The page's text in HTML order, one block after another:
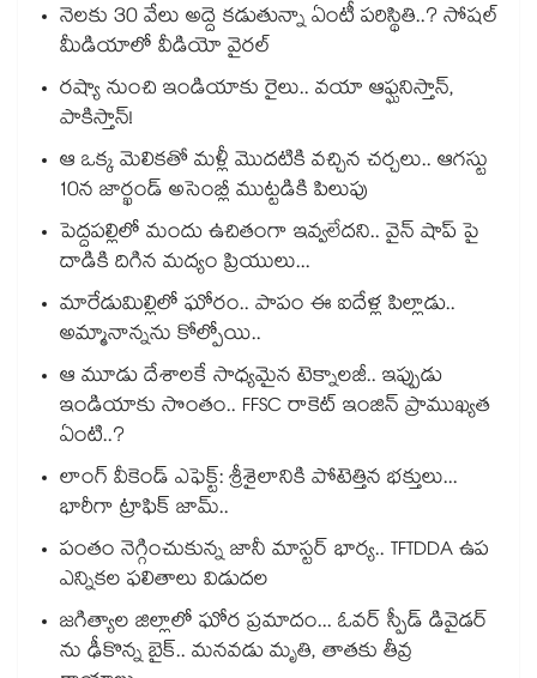
నెలకు 30 వేలు అద్దె కడుతున్నా ఏంటీ పరిస్థితి..? సోషల్
మీడియాలో వీడియో వైరల్
రష్యా నుంచి ఇండియాకు రైలు.. వయా ఆఫ్ఘనిస్తాన్,
పాకిస్తాన్!
ఆ ఒక్క మెలికతో మళ్లీ మొదటికి వచ్చిన చర్చలు.. ఆగస్టు
10న జార్ఖండ్ అసెంబ్లీ ముట్టడికి పిలుపు
పెద్దపల్లిలో మందు ఉచితంగా ఇవ్వలేదని.. వైన్ షాప్ పై
దాడికి దిగిన మద్యం ప్రియులు...
మారేడుమిల్లిలో ఘోరం.. పాపం ఈ ఐదేళ్ల పిల్లాడు..
అమ్మానాన్నను కోల్పోయి..
ఆ మూడు దేశాలకే సాధ్యమైన టెక్నాలజీ.. ఇప్పుడు
ఇండియాకు సొంతం.. FFSC రాకెట్ ఇంజిన్ ప్రాముఖ్యత
ఏంటి..?
లాంగ్ వీకెండ్ ఎఫెక్ట్: శ్రీశైలానికి పోటెత్తిన భక్తులు...
భారీగా ట్రాఫిక్ జామ్..
పంతం నెగ్గించుకున్న జానీ మాస్టర్ భార్య.. TFTDDA ఉప
ఎన్నికల ఫలితాలు విడుదల
జగిత్యాల జిల్లాలో ఘోర ప్రమాదం... ఓవర్ స్పీడ్ డివైడర్
ను ఢీకొన్న బైక్.. మనవడు మృతి, తాతకు తీవ్ర